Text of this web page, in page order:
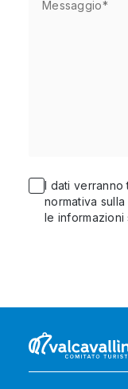
I dati verranno
normativa
le informazioni